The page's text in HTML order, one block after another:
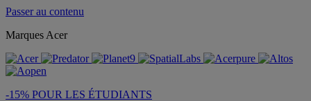
Passer au contenu
Marques Acer
-15% POUR LES ÉTUDIANTS